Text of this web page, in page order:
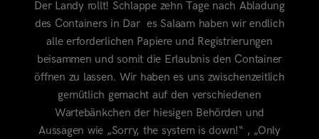
Der Landy rollt! Schlappe zehn Tage nach Abladung
des Containers in Dar es Salaam haben wir endlich
alle erforderlichen Papiere und Registrierungen
beisammen und somit die Erlaubnis den Container
öffnen zu lassen. Wir haben es uns zwischenzeitlich
gemütlich gemacht auf den verschiedenen
Wartebänkchen der hiesigen Behörden und
Aussagen wie „Sorry, the system is down!“ , „Only